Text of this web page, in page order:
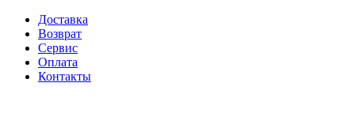
Доставка
Возврат
Сервис
Оплата
Контакты